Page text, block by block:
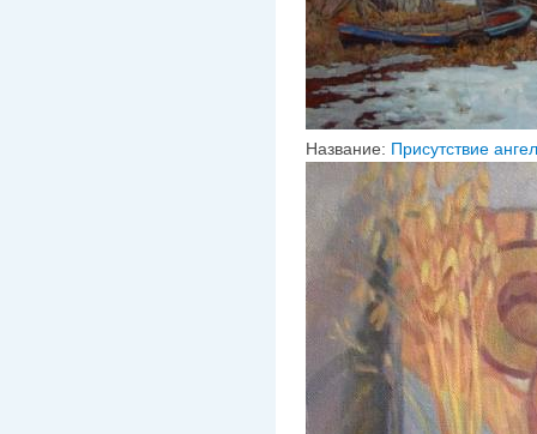
Название: Присутствие